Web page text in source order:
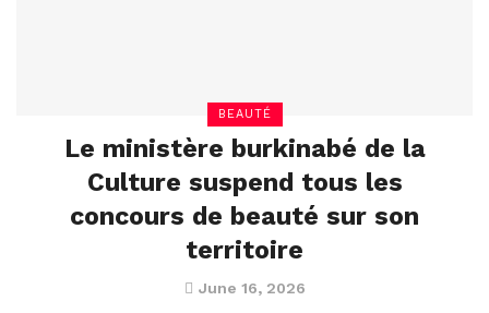
BEAUTÉ
Le ministère burkinabé de la
Culture suspend tous les
concours de beauté sur son
territoire
June 16, 2026